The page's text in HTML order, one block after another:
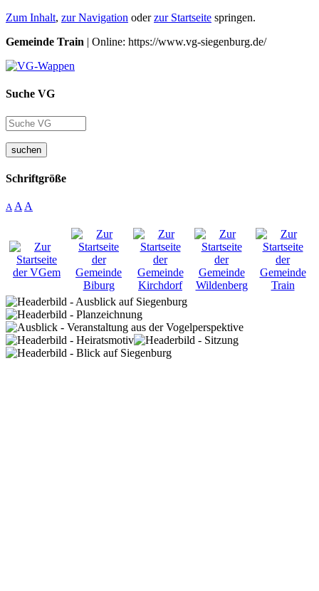
Zum Inhalt, zur Navigation oderzur Startseite springen.
Gemeinde Train | Online: https://www.vg-siegenburg.de/
Suche VG
suchen
Schriftgröße
A A A